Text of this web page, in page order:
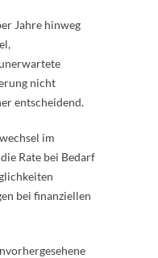
Jahre hinweg
nicht
entscheidend.
im
Rate bei Bedarf
bei finanziellen